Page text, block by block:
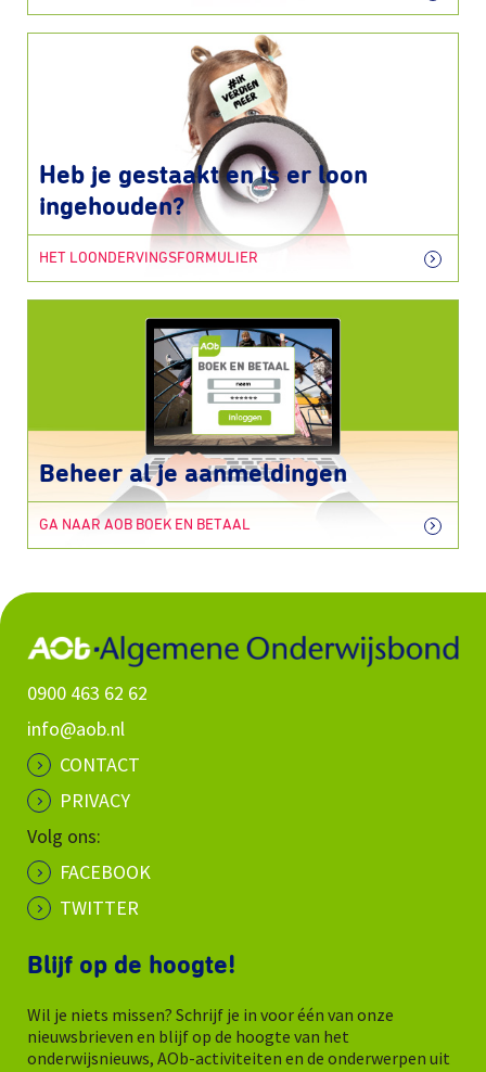
Heb je gestaakt en is er loon
ingehouden?
HET LOONDERVINGSFORMULIER
Beheer al je aanmeldingen
GA NAAR AOB BOEK EN BETAAL
0900 463 62 62
info@aob.nl
CONTACT
PRIVACY
Volg ons:
FACEBOOK
TWITTER
Blijf op de hoogte!
Wil je niets missen? Schrijf je in voor één van onze
nieuwsbrieven en blijf op de hoogte van het
onderwijsnieuws, AOb-activiteiten en de onderwerpen uit